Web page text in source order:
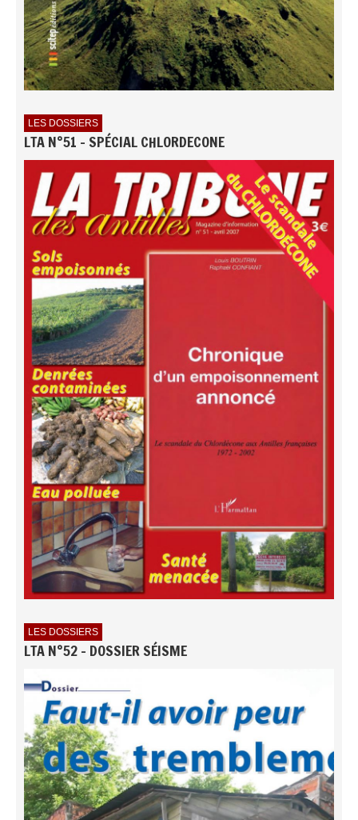
LES DOSSIERS
LTA N°51 - SPÉCIAL CHLORDECONE
LES DOSSIERS
LTA N°52 - DOSSIER SÉISME